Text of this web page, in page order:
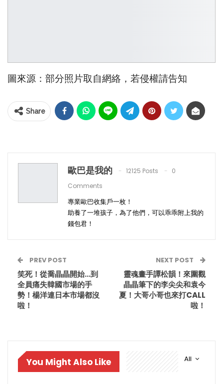
圖來源：部分照片取自網絡，若侵權請告知
Share
歐巴是我的 12125 Posts
0
Comments
專業歐巴收集戶一枚！
助養了一堆孩子，為了他們，可以乖乖附上我的
錢包君！
PREV POST
笑死！從喬晶晶開始…到
全員痛失韓國市場的手
勢！楊洋連日本市場都沒
啦！
NEXT POST
靈魂畫手譚松韻！來圍觀
晶晶筆下的李尖尖和袁今
夏！大哥小哥也來打CALL
啦！
All
You Might Also Like